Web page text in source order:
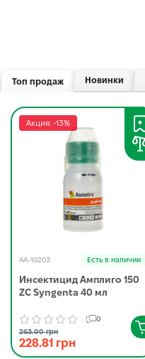
Топ продаж Новинки
Акция: -13%
AA-10203 Есть в наличии
Инсектицид Амплиго 150
ZC Syngenta 40 мл
0
263.00 грн
228.81 грн